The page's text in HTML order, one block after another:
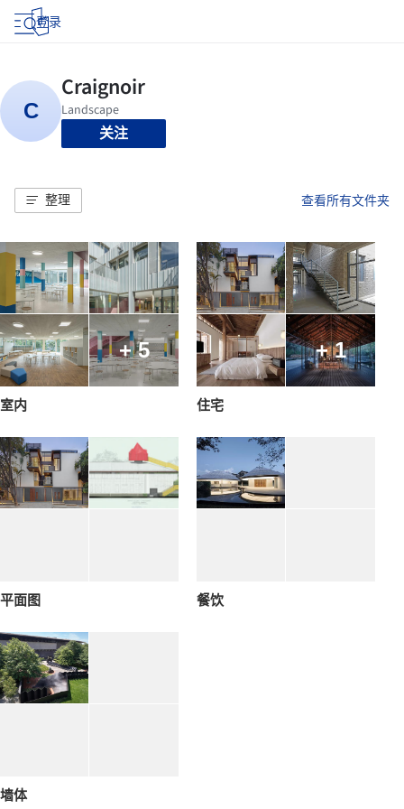
登录
关注
整理 查看所有文件夹
+ 5
室内
+ 1
住宅
平面图 餐饮
墙体